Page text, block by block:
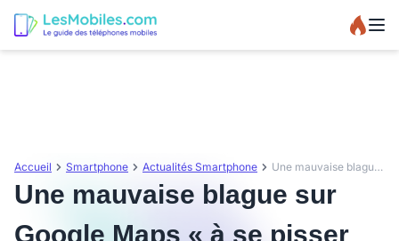
Accueil Smartphone Actualités Smartphone Une mauvaise blague sur Google Maps « à se pisser dessus » !
Une mauvaise blague sur
Google Maps « à se pisser